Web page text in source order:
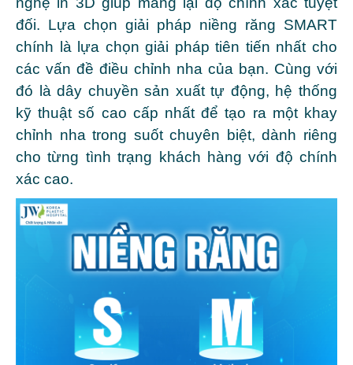
đối. Lựa chọn giải pháp niềng răng SMART
chính là lựa chọn giải pháp tiên tiến nhất cho
các vấn đề điều chỉnh nha của bạn. Cùng với
đó là dây chuyền sản xuất tự động, hệ thống
kỹthuật số cao cấp nhất để tạo ra một khay
chỉnh nha trong suốt chuyên biệt, dành riêng
cho từng tình trạng khách hàngvới độ chính
xác cao.